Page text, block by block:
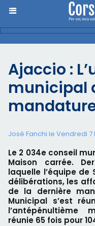
Ajaccio :
municipal
José Fanchi le Vendredi 7
Le 2 034e conseil
Maison carrée.
laquelle l’équipe de
délibérations, les
de la dernière
Municipal s’est
l’antépénultième
réunie 65 fois pour